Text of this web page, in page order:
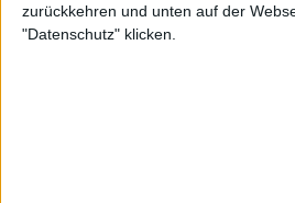
zurückkehren und unten auf der
"Datenschutz" klicken.